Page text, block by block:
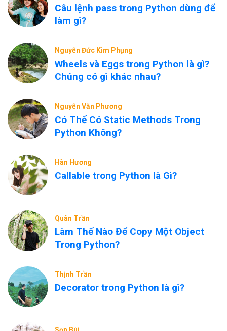
Câu lệnh pass trong Python dùng để
làm gì?
Nguyễn Đức Kim Phụng
Wheels và Eggs trong Python là gì?
Chúng có gì khác nhau?
Nguyễn Văn Phương
Có Thể Có Static Methods Trong
Python Không?
Hàn Hương
Callable trong Python là Gì?
Quân Trần
Làm Thế Nào Để Copy Một Object
Trong Python?
Thịnh Trần
Decorator trong Python là gì?